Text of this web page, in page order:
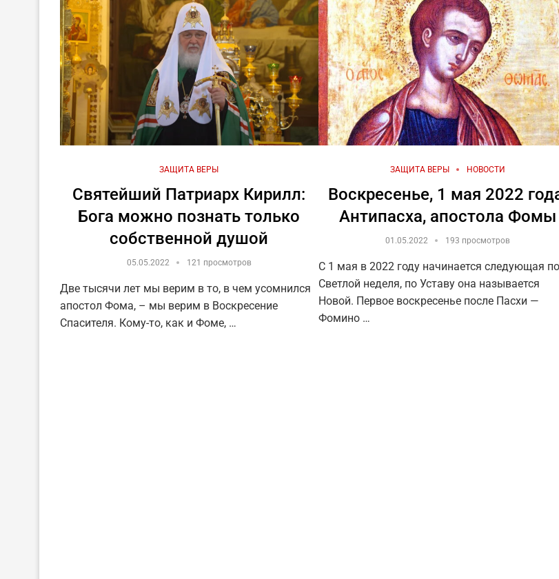
ЗАЩИТА ВЕРЫ
Святейший Патриарх Кирилл:
Бога можно познать только
собственной душой
05.05.2022 121 просмотров
Две тысячи лет мы верим в то, в чем усомнился
апостол Фома, – мы верим в Воскресение
Спасителя. Кому-то, как и Фоме, …
ЗАЩИТА ВЕРЫ НОВОСТИ
Воскресенье, 1 мая 2022
Антипасха, апостола Фомы
01.05.2022 193 просмотров
С 1 мая в 2022 году начинается следующая
Светлой неделя, по Уставу она называется
Новой. Первое воскресенье после Пасхи —
Фомино …